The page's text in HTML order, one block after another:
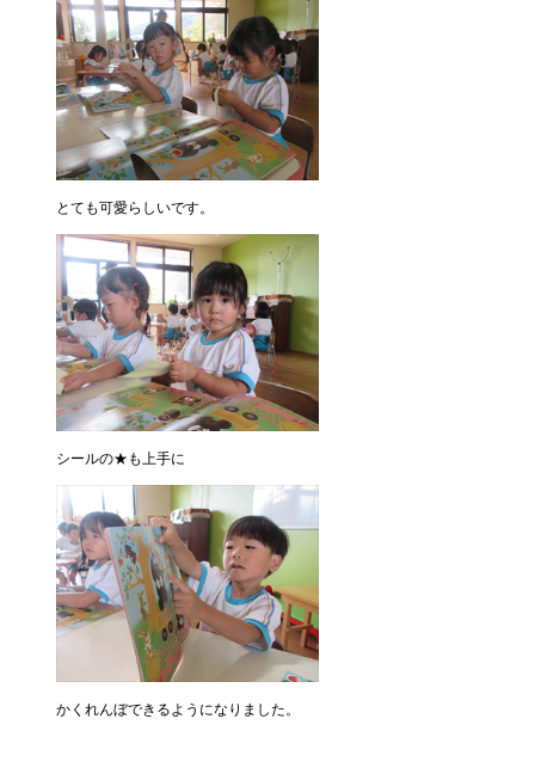
とても可愛らしいです。
シールの★も上手に
かくれんぼできるようになりました。